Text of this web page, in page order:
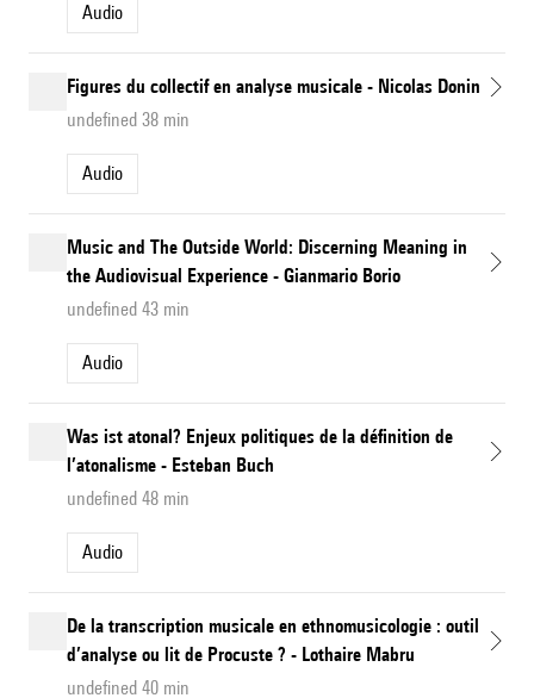
Audio
Figures du collectif en analyse musicale - Nicolas Donin
undefined 38 min
Audio
Music and The Outside World: Discerning Meaning in
the Audiovisual Experience - Gianmario Borio
undefined 43 min
Audio
Was ist atonal? Enjeux politiques de la définition de
l’atonalisme - Esteban Buch
undefined 48 min
Audio
De la transcription musicale en ethnomusicologie : outil
d’analyse ou lit de Procuste ? - Lothaire Mabru
undefined 40 min